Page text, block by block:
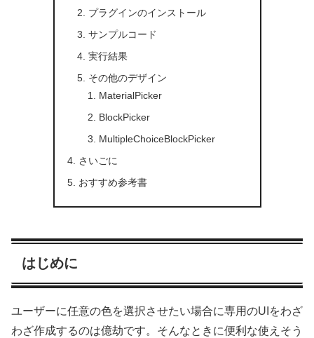
プラグインのインストール
サンプルコード
実行結果
その他のデザイン
MaterialPicker
BlockPicker
MultipleChoiceBlockPicker
さいごに
おすすめ参考書
はじめに
ユーザーに任意の色を選択させたい場合に専用のUIをわざ
わざ作成するのは億劫です。そんなときに便利な使えそう